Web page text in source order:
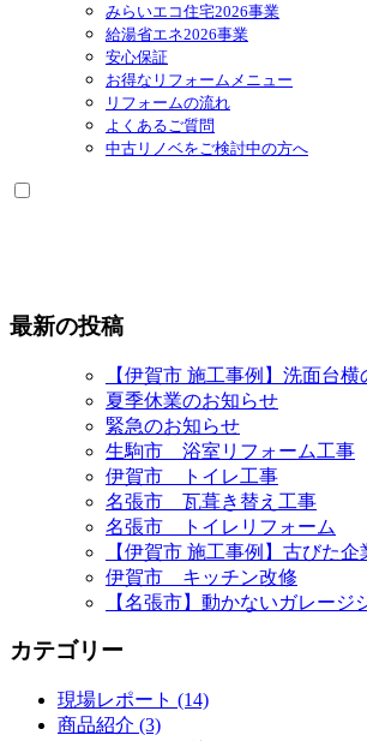
みらいエコ住宅2026事業
給湯省エネ2026事業
安心保証
お得なリフォームメニュー
リフォームの流れ
よくあるご質問
中古リノベをご検討中の方へ
最新の投稿
【伊賀市 施工事例】洗面台
夏季休業のお知らせ
緊急のお知らせ
生駒市 浴室リフォーム工事
伊賀市 トイレ工事
名張市 瓦葺き替え工事
名張市 トイレリフォーム
【伊賀市 施工事例】古びた
伊賀市 キッチン改修
【名張市】動かないガレー
カテゴリー
現場レポート (14)
商品紹介 (3)